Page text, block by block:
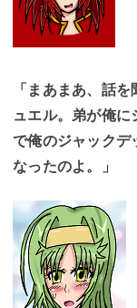
「まあまあ、話
ュエル。弟が俺
で俺のジャックデ
なったのよ。」